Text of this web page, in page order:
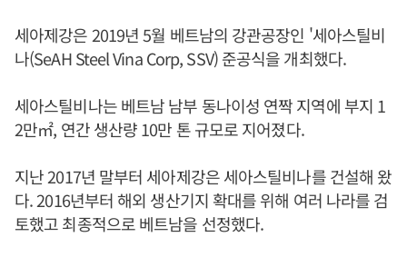
세아제강은 2019년 5월 베트남의 강관공장인 '세아스틸비
나(SeAH Steel Vina Corp, SSV) 준공식을 개최했다.
세아스틸비나는 베트남 남부 동나이성 연짝 지역에 부지 1
2만㎡, 연간 생산량 10만 톤 규모로 지어졌다.
지난 2017년 말부터 세아제강은 세아스틸비나를 건설해 왔
다. 2016년부터 해외 생산기지 확대를 위해 여러 나라를 검
토했고 최종적으로 베트남을 선정했다.